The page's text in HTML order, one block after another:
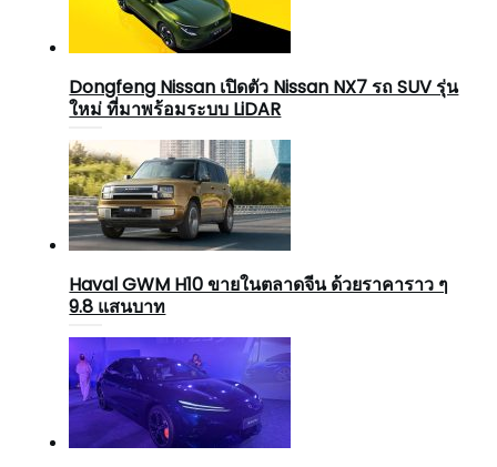
Dongfeng Nissan เปิดตัว Nissan NX7 รถ SUV รุ่น
ใหม่ ที่มาพร้อมระบบ LiDAR
Haval GWM H10 ขายในตลาดจีน ด้วยราคาราว ๆ
9.8 แสนบาท